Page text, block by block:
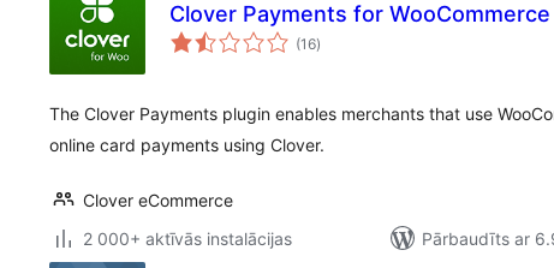
Clover Payments for WooCommerce
(16vērtējumu
kopsumma
)
The Clover Payments plugin enables merchants that use
online card payments using Clover.
Clover eCommerce
2 000+ aktīvās instalācijas
Pārbaudīts ar